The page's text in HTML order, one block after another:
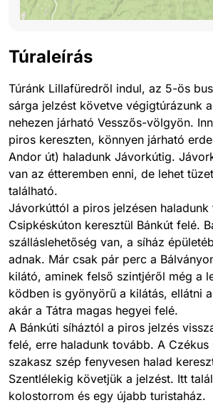
Túraleírás
Túránk Lillafüredről indul, az 5-ös
sárga jelzést követve végigtúrázunk
nehezen járható Vesszős-völgyön.
piros kereszten, könnyen járható
Andor út) haladunk Jávorkútig.
van az étteremben enni, de lehet
található.
Jávorkúttól a piros jelzésen haladunk
Csipkéskúton keresztül Bánkút felé.
szálláslehetőség van, a síház
adnak. Már csak pár perc a
kilátó, aminek felső szintjéről még a
ködben is gyönyörű a kilátás, ellátni
akár a Tátra magas hegyei felé.
A Bánkúti síháztól a piros jelzés
felé, erre haladunk tovább. A Czékus
szakasz szép fenyvesen halad
Szentlélekig követjük a jelzést. Itt
kolostorrom és egy újabb turistaház.